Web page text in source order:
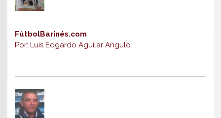
FútbolBarinés.com
Por: Luis Edgardo Aguilar Angulo